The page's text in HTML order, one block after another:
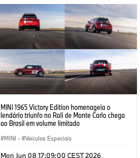
MINI 1965 Victory Edition homenageia o
lendário triunfo no Rali de Monte Carlo chega
ao Brasil em volume limitado
MINI · Veículos Especiais
Mon Jun 08 17:09:00 CEST 2026